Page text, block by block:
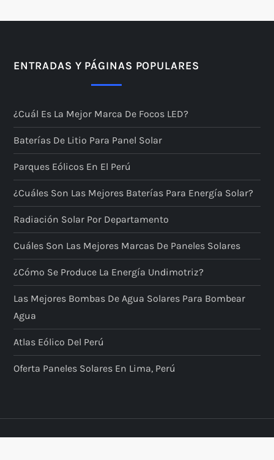
ENTRADAS Y PÁGINAS POPULARES
¿Cuál Es La Mejor Marca De Focos LED?
Baterías De Litio Para Panel Solar
Parques Eólicos En El Perú
¿Cuáles Son Las Mejores Baterías Para Energía Solar?
Radiación Solar Por Departamento
Cuáles Son Las Mejores Marcas De Paneles Solares
¿Cómo Se Produce La Energía Undimotriz?
Las Mejores Bombas De Agua Solares Para Bombear
Agua
Atlas Eólico Del Perú
Oferta Paneles Solares En Lima, Perú